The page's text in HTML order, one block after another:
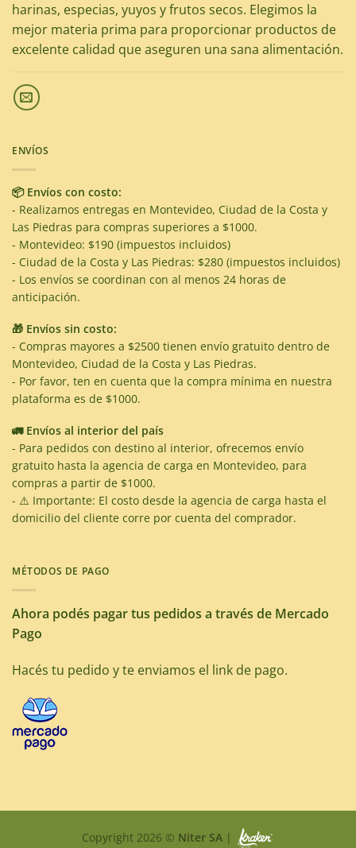
harinas, especias, yuyos y frutos secos. Elegimos la
mejor materia prima para proporcionar productos de
excelente calidad que aseguren una sana alimentación.
ENVÍOS
📦 Envíos con costo:
- Realizamos entregas en Montevideo, Ciudad de la Costa y
Las Piedras para compras superiores a $1000.
- Montevideo: $190 (impuestos incluidos)
- Ciudad de la Costa y Las Piedras: $280 (impuestos incluidos)
- Los envíos se coordinan con al menos 24 horas de
anticipación.
🎁 Envíos sin costo:
- Compras mayores a $2500 tienen envío gratuito dentro de
Montevideo, Ciudad de la Costa y Las Piedras.
- Por favor, ten en cuenta que la compra mínima en nuestra
plataforma es de $1000.
🚛 Envíos al interior del país
- Para pedidos con destino al interior, ofrecemos envío
gratuito hasta la agencia de carga en Montevideo, para
compras a partir de $1000.
- ⚠️ Importante: El costo desde la agencia de carga hasta el
domicilio del cliente corre por cuenta del comprador.
MÉTODOS DE PAGO
Ahora podés pagar tus pedidos a través de Mercado
Pago
Hacés tu pedido y te enviamos el link de pago.
Copyright 2026 © Niter SA|